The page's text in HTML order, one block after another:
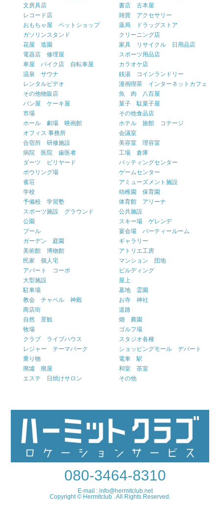
文房具店
書店 古本屋
レコード店
雑貨 アクセサリー
おもちゃ屋 ペットショップ
薬局 ドラッグストア
ガソリンスタンド
クリーニング店
花屋 造園
家具 リサイクル 日用品店
電器店 修理屋
スポーツ用品店
車屋 バイク店 自転車屋
カラオケ店
温泉 サウナ
銭湯 コインランドリー
レンタルビデオ
漫画喫茶 インターネットカフェ
その他物販店
魚 肉 八百屋
パン屋 ケーキ屋
菓子 駄菓子屋
市場
その他食品店
ホール 劇場 映画館
ホテル 旅館 コテージ
オフィス 事務所
会議室
合宿所 研修施設
美容室 理容室
病院 医院 歯医者
工場 倉庫
ダーツ ビリヤード
バッティングセンター
ボウリング場
ゲームセンター
雀荘
アミューズメント施設
学校
幼稚園 保育園
予備校 学習塾
体育館 アリーナ
スポーツ施設 グラウンド
公共施設
公園
スキー場 ゲレンデ
プール
宴会場 パーティールーム
ガーデン 庭園
ギャラリー
美術館 博物館
アトリエ工房
民家 個人宅
マンション 団地
アパート コーポ
ビルディング
大型施設
屋上
駐車場
墓地 霊園
教会 チャペル 神殿
お寺 神社
商店街
道路
自然 景観
畑 農園
牧場
ゴルフ場
クラブ ライブハウス
スタジオ各種
レジャー テーマパーク
ショッピングモール デパート
乗り物
電車 駅
廃墟 廃屋
和室 茶室
エステ 日焼けサロン
その他
080-3464-8310
E-mail : info@hermitclub.net
Copyright © Hermitclub . All Rights Reserved.